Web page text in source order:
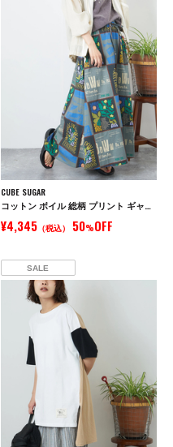
CUBE SUGAR
コットン ボイル 総柄 プリント ギャザー スカート
¥4,345（税込） 50%OFF
SALE